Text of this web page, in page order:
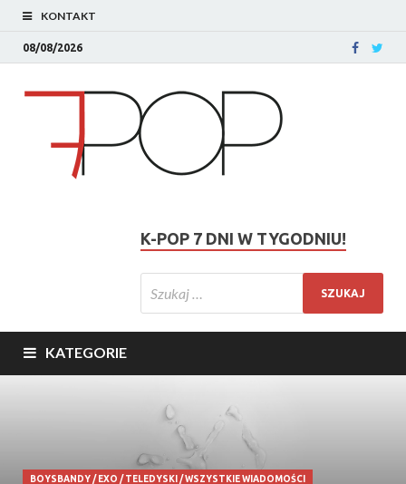
KONTAKT
08/08/2026
K-POP 7 DNI W TYGODNIU!
KATEGORIE
BOYSBANDY/ EXO /TELEDYSKI /WSZYSTKIE WIADOMOŚCI